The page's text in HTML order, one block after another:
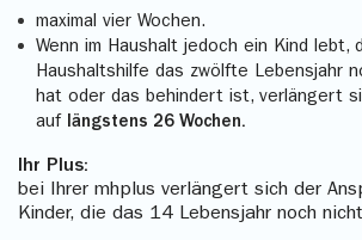
maximal vier Wochen.
Wenn im Haushalt jedoch ein Kind lebt,
Haushaltshilfe das zwölfte Lebensjahr
hat oder das behindert ist, verlängert
auf längstens 26 Wochen.
Ihr Plus:
bei Ihrer mhplus verlängert sich der
Kinder, die das 14 Lebensjahr noch